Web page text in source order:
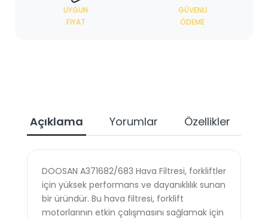
UYGUN
FIYAT
GÜVENLI
ÖDEME
Açıklama Yorumlar Özellikler
DOOSAN A371682/683 Hava Filtresi, forkliftler
için yüksek performans ve dayanıklılık sunan
bir üründür. Bu hava filtresi, forklift
motorlarının etkin çalışmasını sağlamak için